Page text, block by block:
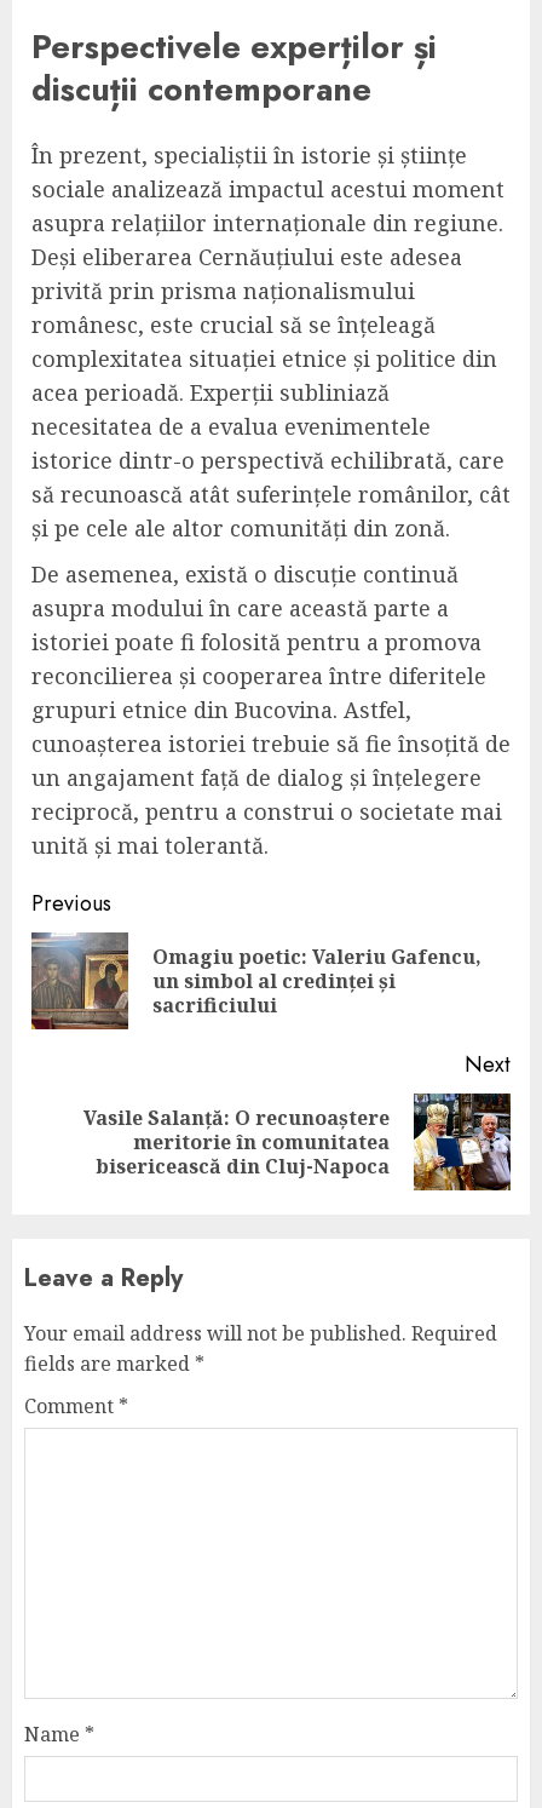
Perspectivele experților și
discuții contemporane
În prezent, specialiștii în istorie și științe
sociale analizează impactul acestui moment
asupra relațiilor internaționale din regiune.
Deși eliberarea Cernăuțiului este adesea
privită prin prisma naționalismului
românesc, este crucial să se înțeleagă
complexitatea situației etnice și politice din
acea perioadă. Experții subliniază
necesitatea de a evalua evenimentele
istorice dintr-o perspectivă echilibrată, care
să recunoască atât suferințele românilor, cât
și pe cele ale altor comunități din zonă.
De asemenea, există o discuție continuă
asupra modului în care această parte a
istoriei poate fi folosită pentru a promova
reconcilierea și cooperarea între diferitele
grupuri etnice din Bucovina. Astfel,
cunoașterea istoriei trebuie să fie însoțită de
un angajament față de dialog și înțelegere
reciprocă, pentru a construi o societate mai
unită și mai tolerantă.
Continue
Reading
Previous
Omagiu poetic: Valeriu Gafencu,
un simbol al credinței și
sacrificiului
Next
Vasile Salanță: O recunoaștere
meritorie în comunitatea
bisericească din Cluj-Napoca
Leave a Reply
Your email address will not be published. Required
fields are marked *
Comment *
Name *